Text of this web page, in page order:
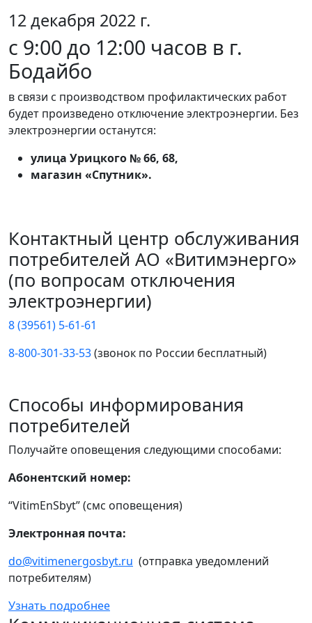
12 декабря 2022 г.
с 9:00 до 12:00 часов в г.
Бодайбо
в связи с производством профилактических работ
будет произведено отключение электроэнергии. Без
электроэнергии останутся:
улица Урицкого № 66, 68,
магазин «Спутник».
Контактный центр обслуживания
потребителей АО «Витимэнерго»
(по вопросам отключения
электроэнергии)
8 (39561) 5-61-61
8-800-301-33-53(звонок по России бесплатный)
Способы информирования
потребителей
Получайте оповещения следующими способами:
Абонентский номер:
“VitimEnSbyt” (смс оповещения)
Электронная почта:
do@vitimenergosbyt.ru (отправка уведомлений
потребителям)
Узнать подробнее